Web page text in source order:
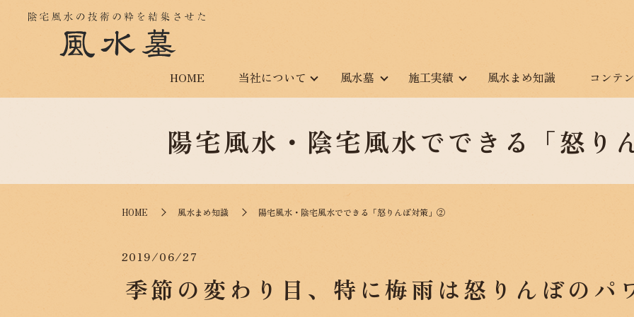
HOME 当社について 風水墓 施工実績 風水まめ知識 コンテ
陽宅風水・陰宅風水でできる「怒
HOME 風水まめ知識 陽宅風水・陰宅風水でできる「怒りんぼ対策」②
2019/06/27
季節の変わり目、特に梅雨は怒りんぼのパ